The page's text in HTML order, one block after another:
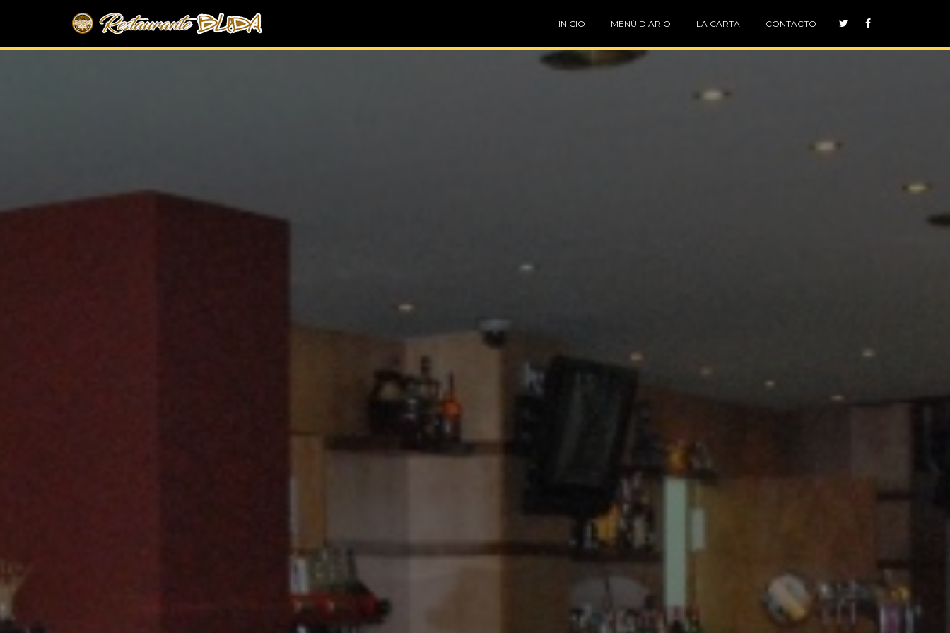
INICIO MENÚ DIARIO LA CARTA CONTACTO